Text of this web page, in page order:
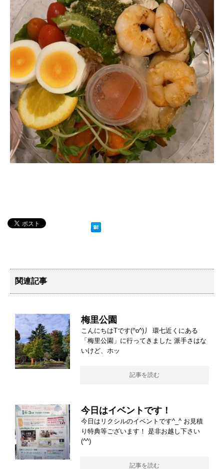
関連記事
梅里公園
こんにちはTです(^o^)丿 環七近くにある
「梅里公園」に行ってきました 派手さはな
いけど、ホッ
記事を読む
今日はイベントです！
今日はリクシルのイベントです^_^ お見積
り特典等ございます！ 是非お越し下さい
(^^)
記事を読む